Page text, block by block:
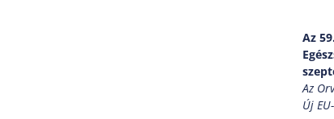
Az
Az
Új